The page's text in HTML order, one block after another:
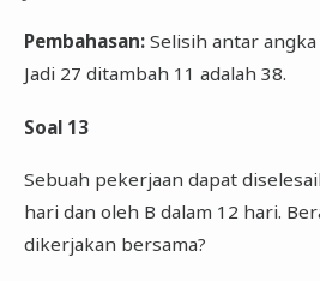
Pembahasan:Selisih antar angka
Jadi 27 ditambah 11 adalah 38.
Soal 13
Sebuah pekerjaan dapat
hari dan oleh B dalam 12 hari.
dikerjakan bersama?